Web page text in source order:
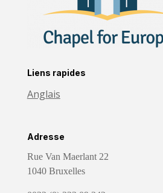
Liens rapides
Anglais
Adresse
Rue Van Maerlant 22
1040 Bruxelles